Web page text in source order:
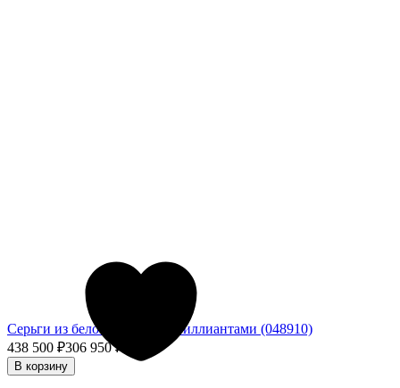
Серьги из белого золота с бриллиантами (048910)
438 500 ₽306 950₽
В корзину